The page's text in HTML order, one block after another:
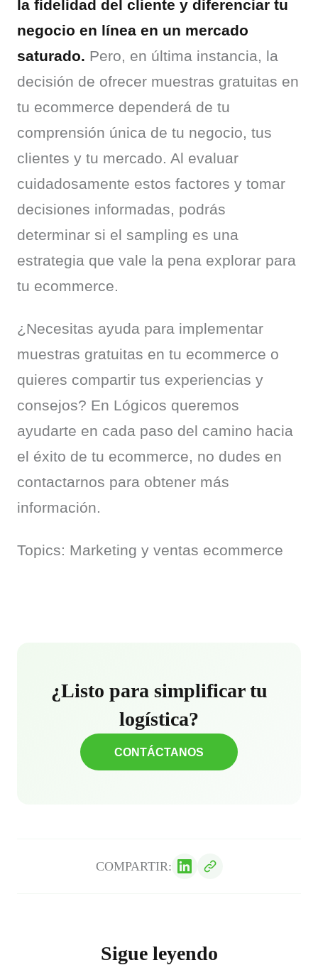
la fidelidad del cliente y diferenciar tu
negocio en línea en un mercado
saturado. Pero, en última instancia, la
decisión de ofrecer muestras gratuitas en
tu ecommerce dependerá de tu
comprensión única de tu negocio, tus
clientes y tu mercado. Al evaluar
cuidadosamente estos factores y tomar
decisiones informadas, podrás
determinar si el sampling es una
estrategia que vale la pena explorar para
tu ecommerce.
¿Necesitas ayuda para implementar
muestras gratuitas en tu ecommerce o
quieres compartir tus experiencias y
consejos? En Lógicos queremos
ayudarte en cada paso del camino hacia
el éxito de tu ecommerce, no dudes en
contactarnos para obtener más
información.
Topics: Marketing y ventas ecommerce
¿Listo para simplificar tu
logística?
CONTÁCTANOS
COMPARTIR:
Sigue leyendo